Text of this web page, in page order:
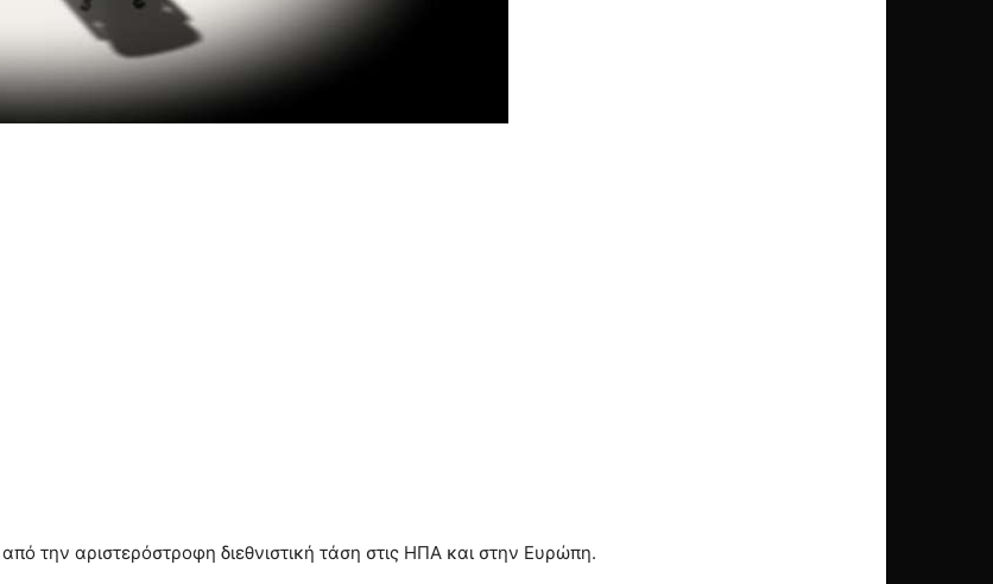
την αριστερόστροφη διεθνιστική τάση στις ΗΠΑ και στην Ευρώπη.